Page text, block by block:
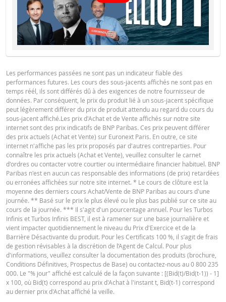
indiquée. Les taux indiqués par la calculatrice sont indicatifs et destinés à
fins d’information uniquement. L'information sur les prix ne constitue pas
invitation ou une offre d'achat ou de vente de titres ou d'autres instruments
financiers. Les informations sont exclusivement destinées à être utilisées
destinataires prévus. Il est interdit de reproduire, distribuer ou copier ces
informations, en tout ou en partie, à quelque fin que ce soit sans
disponibles sur demande auprès de BNP Paribas.
Les performances passées ne sont pas un indicateur fiable des
performances futures. Les cours des sous-jacents affichés ne sont pas en
temps réél, ils sont différés dû à des exigences de notre fournisseur de
données. Par conséquent, le prix du produit lié à un sous-jacent spécifique
peut légèrement différer du prix de produit attendu au regard du cours du
sous-jacent affiché.Les prix d'Achat et de Vente affichés sur notre site
internet sont des prix indicatifs de BNP Paribas. Ces prix peuvent différer
des prix actuels (Achat et Vente) sur Euronext Paris. En outre, ce site
internet n'affiche pas les prix proposés par d'autres contreparties. Pour
connaître les prix actuels (Achat et Vente), veuillez consulter le carnet
d'ordres ou contacter votre courtier ou intermédiaire financier habituel. BNP
Paribas n'est en aucun cas responsable des informations (de prix) retardées
ou erronées affichées sur notre site internet. * Le cours de clôture est la
moyenne des derniers cours Achat/Vente de BNP Paribas au cours d'une
journée. ** Basé sur le prix le plus élevé ou le plus bas publié sur ce site au
cours de la journée. *** Il s'agit d'un pourcentage annuel. Pour les Turbos
Infinis et Turbos Infinis BEST, il est à ramener sur une base journalière et
vient impacter quotidiennement le niveau du Prix d'Exercice et de la
Barrière Désactivante du produit. Pour les Certificats 100 %, il s’agit de frais
de gestion révisables à la discrétion de l’Agent de Calcul. Pour plus
d'informations, veuillez consulter la documentation des produits (brochure,
Conditions Définitives, Prospectus de Base) ou contactez-nous au 0 800 235
000. Le "% jour" affiché est calculé de la façon suivante : [(Bid(t)/Bid(t-1)) - 1]
x 100, où Bid(t) correspond au prix d'Achat à l'instant t, Bid(t-1) correspond
au dernier prix d'Achat affiché la veille.